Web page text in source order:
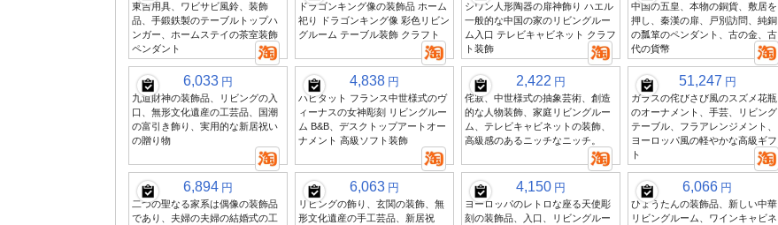
東吉用具、ワビサビ風鈴、装飾
品、手鍛鉄製のテーブルトップハ
ンガー、ホームステイの茶室装飾
ペンダント
ドラゴンキング像の装飾品 ホーム
祀り ドラゴンキング像 彩色リビン
グルーム テーブル装飾 クラフト
シワン人形陶器の扉神飾り ハエル
一般的な中国の家のリビングルー
ム入口 テレビキャビネット クラフ
ト装飾
中国の五皇、本物の銅貨、敷居を
押し、秦漢の扉、戸別訪問、純銅
の瓢箪のペンダント、古の金、古
代の貨幣
6,033 円
九道財神の装飾品、リビングの入
口、無形文化遺産の工芸品、国潮
の富引き飾り、実用的な新居祝い
の贈り物
4,838 円
ハビタット フランス中世様式のヴ
ィーナスの女神彫刻 リビングルー
ム B&B、デスクトップアートオー
ナメント 高級ソフト装飾
2,422 円
侘寂、中世様式の抽象芸術、創造
的な人物装飾、家庭リビングルー
ム、テレビキャビネットの装飾、
高級感のあるニッチなニッチ。
51,247 円
ガラスの侘びさび風のスズメ花瓶
のオーナメント、手芸、リビング
テーブル、フラアレンジメント、
ヨーロッパ風の軽やかな高級ギフ
ト
6,894 円
二つの聖なる家系は偶像の装飾品
であり、夫婦の夫婦の結婚式の工
6,063 円
リビングの飾り、玄関の装飾、無
形文化遺産の手工芸品、新居祝
4,150 円
ヨーロッパのレトロな座る天使彫
刻の装飾品、入口、リビングルー
6,066 円
ひょうたんの装飾品、新しい中華
リビングルーム、ワインキャビネ